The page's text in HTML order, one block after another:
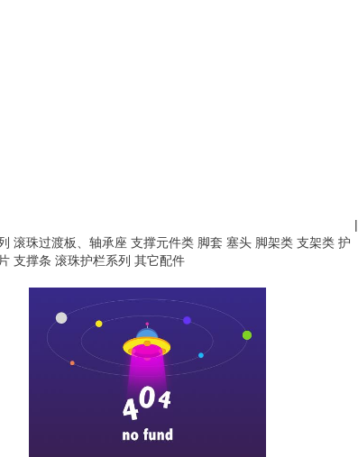
|
滚珠过渡板、轴承座 支撑元件类 脚套 塞头 脚架类 支架类 护
支撑条 滚珠护栏系列 其它配件